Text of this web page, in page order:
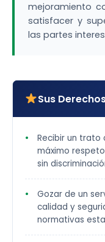
mejoramiento
satisfacer y
las partes
Sus
Recibir un trato
máximo
sin
Gozar de un
calidad y
normativas